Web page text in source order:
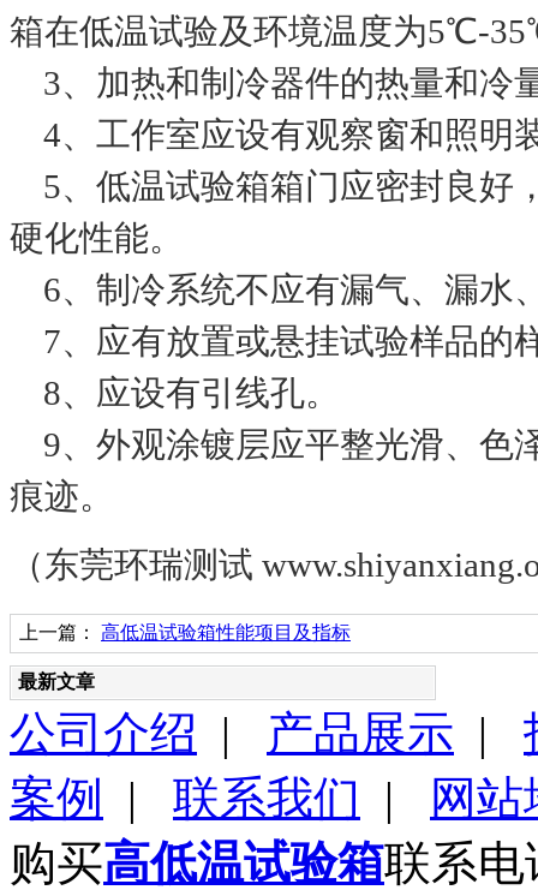
箱在低温试验及环境温度为5℃-
3、加热和制冷器件的热量和冷
4、工作室应设有观察窗和照明
5、低温试验箱箱门应密封良好
硬化性能。
6、制冷系统不应有漏气、漏水
7、应有放置或悬挂试验样品的
8、应设有引线孔。
9、外观涂镀层应平整光滑、色
痕迹。
（东莞环瑞测试
上一篇： 高低温试验箱性能项目及指标
最新文章
公司介绍 | 产品展示 |
案例
| 联系我们 |
网
购买高低温试验箱联系电